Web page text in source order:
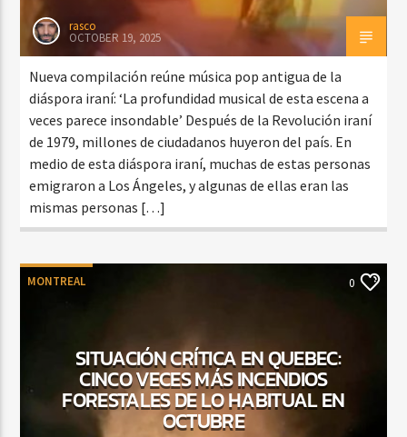
rasco
OCTOBER 19, 2025
Nueva compilación reúne música pop antigua de la
diáspora iraní: ‘La profundidad musical de esta escena a
veces parece insondable’ Después de la Revolución iraní
de 1979, millones de ciudadanos huyeron del país. En
medio de esta diáspora iraní, muchas de estas personas
emigraron a Los Ángeles, y algunas de ellas eran las
mismas personas […]
MONTREAL 0
SITUACIÓN CRÍTICA EN QUEBEC:
CINCO VECES MÁS INCENDIOS
FORESTALES DE LO HABITUAL EN
OCTUBRE